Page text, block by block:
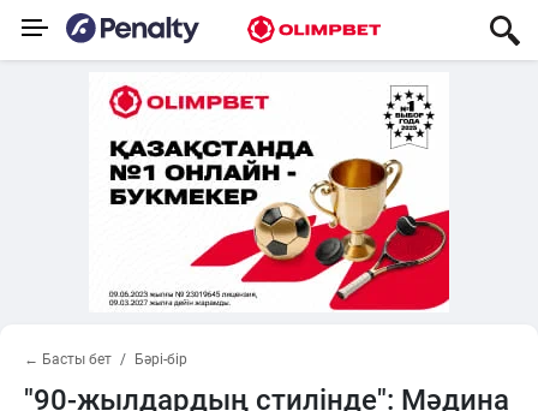
← Басты бет Бәрі-бір
"90-жылдардың стилінде": Мәдина